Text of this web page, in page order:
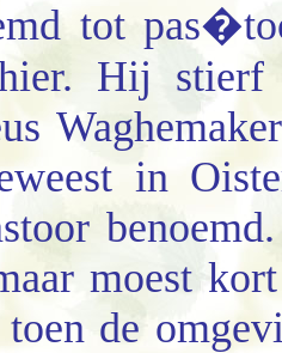
tot
Hij
in
moest
de